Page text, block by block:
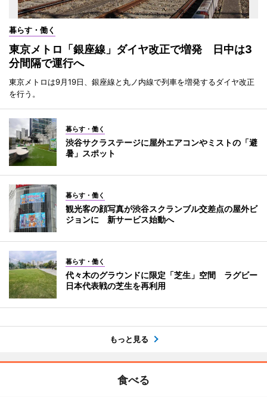
暮らす・働く
東京メトロ「銀座線」ダイヤ改正で増発 日中は3
分間隔で運行へ
東京メトロは9月19日、銀座線と丸ノ内線で列車を増発するダイヤ改正
を行う。
暮らす・働く
渋谷サクラステージに屋外エアコンやミストの「避
暑」スポット
暮らす・働く
観光客の顔写真が渋谷スクランブル交差点の屋外ビ
ジョンに 新サービス始動へ
暮らす・働く
代々木のグラウンドに限定「芝生」空間 ラグビー
日本代表戦の芝生を再利用
もっと見る
食べる